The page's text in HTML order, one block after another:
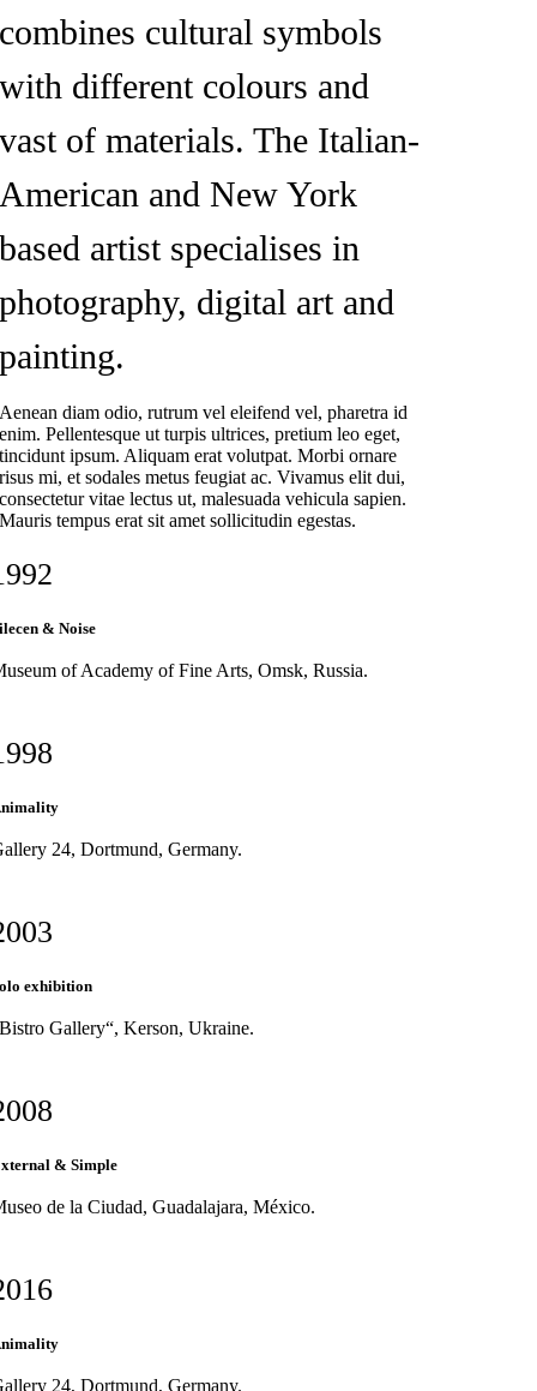
combines cultural symbols
with different colours and
vast of materials. The Italian-
American and New York
based artist specialises in
photography, digital art and
painting.
Aenean diam odio, rutrum vel eleifend vel, pharetra id
enim. Pellentesque ut turpis ultrices, pretium leo eget,
tincidunt ipsum. Aliquam erat volutpat. Morbi ornare
risus mi, et sodales metus feugiat ac. Vivamus elit dui,
consectetur vitae lectus ut, malesuada vehicula sapien.
Mauris tempus erat sit amet sollicitudin egestas.
& Noise
of Academy of Fine Arts, Omsk, Russia.
24, Dortmund, Germany.
exhibition
Gallery“, Kerson, Ukraine.
& Simple
de la Ciudad, Guadalajara, México.
24, Dortmund, Germany.